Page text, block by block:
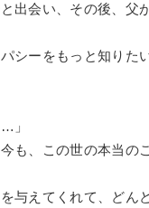
出会い、その後、父
シーをもっと知りた
」
も、この世の本当の
与えてくれて、どん